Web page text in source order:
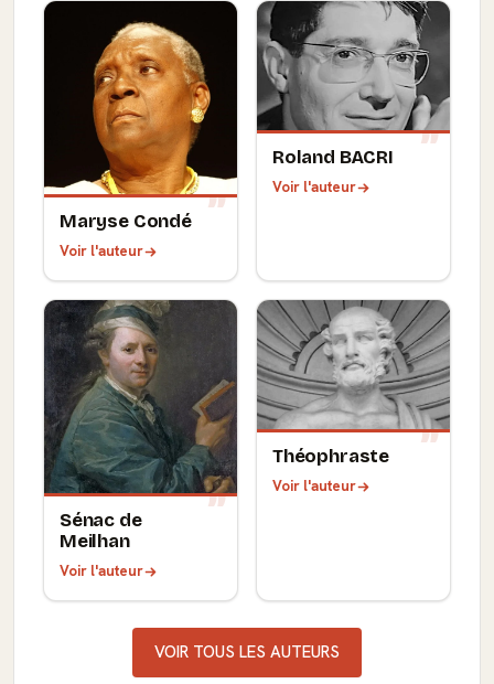
Maryse Condé
Voir l'auteur
Roland BACRI
Voir l'auteur
Sénac de
Meilhan
Voir l'auteur
Théophraste
Voir l'auteur
VOIR TOUS LES AUTEURS